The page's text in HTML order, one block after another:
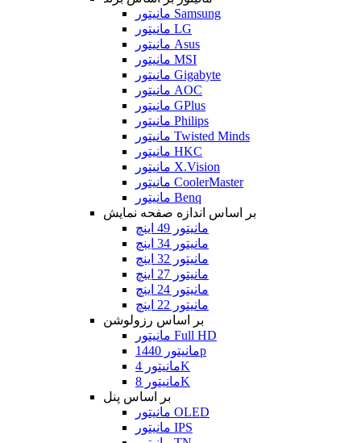
مانیتور Samsung
مانیتور LG
مانیتور Asus
مانیتور MSI
مانیتور Gigabyte
مانیتور AOC
مانیتور GPlus
مانیتور Philips
مانیتور Twisted Minds
مانیتور HKC
مانیتور X.Vision
مانیتور CoolerMaster
مانیتور Benq
بر اساس اندازه صفحه نمایش
مانیتور 49 اینچ
مانیتور 34 اینچ
مانیتور 32 اینچ
مانیتور 27 اینچ
مانیتور 24 اینچ
مانیتور 22 اینچ
بر اساس رزولوشن
مانیتور Full HD
مانیتور 1440p
مانیتور 4K
مانیتور 8K
بر اساس پنل
مانیتور OLED
مانیتور IPS